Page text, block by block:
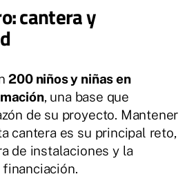
cantera y
200 niños y niñas en
, una base que
de su proyecto. Mantener
cantera es su principal reto,
de instalaciones y la